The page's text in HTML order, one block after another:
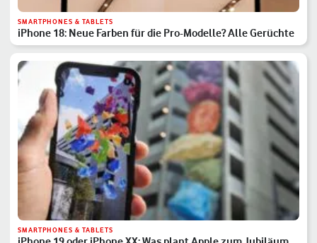
SMARTPHONES & TABLETS
iPhone 18: Neue Farben für die Pro-Modelle? Alle Gerüchte
SMARTPHONES & TABLETS